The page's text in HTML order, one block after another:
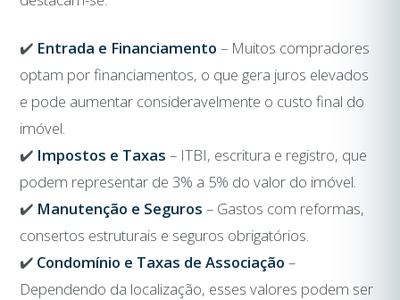
✔️ Entrada e Financiamento – Muitos compradores
optam por financiamentos, o que gera juros elevados
e pode aumentar consideravelmente o custo final do
imóvel.
✔️ Impostos e Taxas – ITBI, escritura e registro, que
podem representar de 3% a 5% do valor do imóvel.
✔️ Manutenção e Seguros – Gastos com reformas,
consertos estruturais e seguros obrigatórios.
✔️ Condomínio e Taxas de Associação –
Dependendo da localização, esses valores podem ser